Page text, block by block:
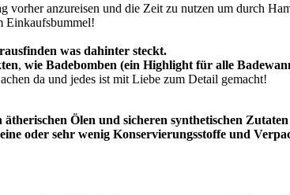
anzureisen und die Zeit zu nutzen um durch
Einkaufsbummel!
was dahinter steckt.
, wie Badebomben (ein Highlight für alle
da und jedes ist mit Liebe zum Detail gemacht!
Ölen und sicheren synthetischen
oder sehr wenig Konservierungsstoffe und